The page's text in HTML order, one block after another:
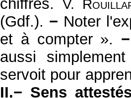
chiffres. V.
(Gdf.). − Noter
et à compter ».
aussi
servoit pour
II.− Sens